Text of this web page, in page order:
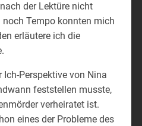
der Lektüre nicht
Tempo konnten mich
erläutere ich die
Perspektive von Nina
feststellen musste,
verheiratet ist.
eines der Probleme des